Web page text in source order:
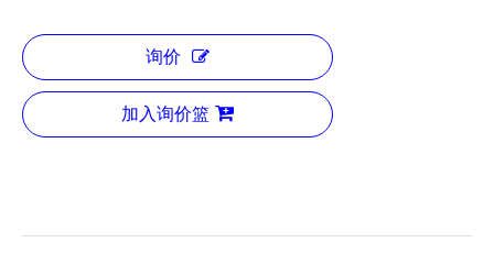
询价
加入询价篮